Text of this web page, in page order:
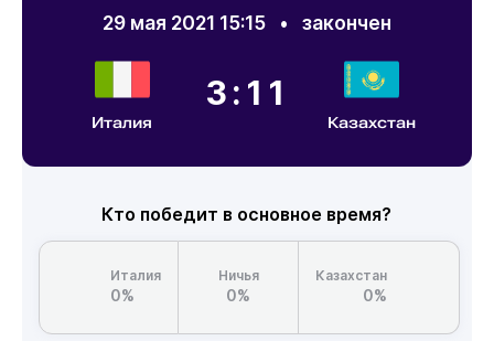
29 мая 2021 15:15• закончен
Италия
3:11
Казахстан
Кто победит в основное время?
Италия
0%
Ничья
0%
Казахстан
0%